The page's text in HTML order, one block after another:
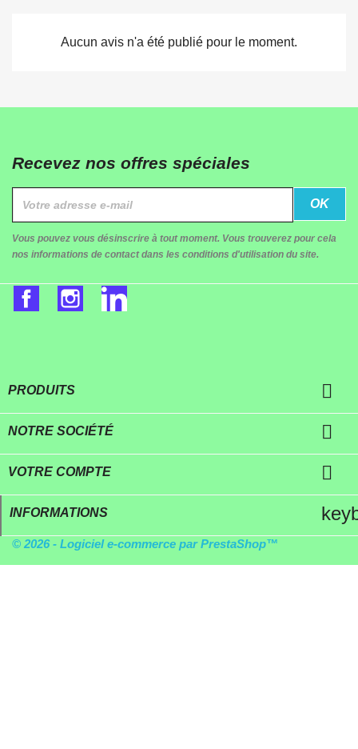
Aucun avis n'a été publié pour le moment.
Recevez nos offres spéciales
Vous pouvez vous désinscrire à tout moment. Vous trouverez pour cela
nos informations de contact dans les conditions d'utilisation du site.
FacebookInstagram
PRODUITS 
NOTRE SOCIÉTÉ 
VOTRE COMPTE 
INFORMATIONS
© 2026 - Logiciel e-commerce par PrestaShop™